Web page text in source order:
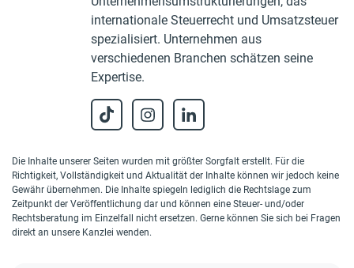
internationale Steuerrecht und Umsatzsteuer
spezialisiert. Unternehmen aus
verschiedenen Branchen schätzen seine
Expertise.
Die Inhalte unserer Seiten wurden mit größter Sorgfalt erstellt. Für die
Richtigkeit, Vollständigkeit und Aktualität der Inhalte können wir jedoch keine
Gewähr übernehmen. Die Inhalte spiegeln lediglich die Rechtslage zum
Zeitpunkt der Veröffentlichung dar und können eine Steuer- und/oder
Rechtsberatung im Einzelfall nicht ersetzen. Gerne können Sie sich bei Fragen
direkt an unsere Kanzlei wenden.